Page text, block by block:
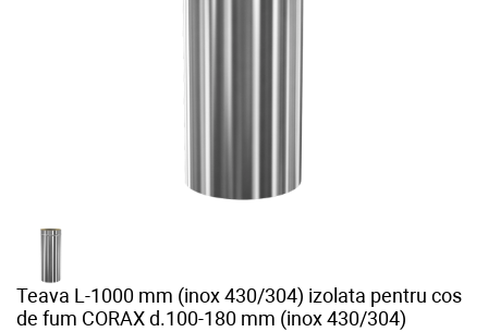
Teava L-1000 mm (inox 430/304) izolata pentru cos
de fum CORAX d.100-180 mm (inox 430/304)